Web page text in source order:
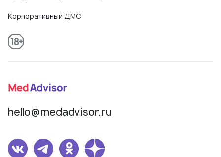
Корпоративный ДМС
hello@medadvisor.ru